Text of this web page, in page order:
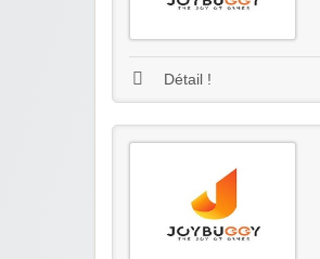
Détail !